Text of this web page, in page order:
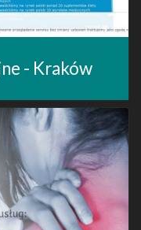
- Kraków